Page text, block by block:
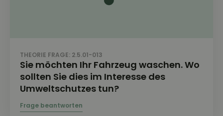
THEORIE FRAGE: 2.5.01-013
Sie möchten Ihr Fahrzeug waschen. Wo
sollten Sie dies im Interesse des
Umweltschutzes tun?